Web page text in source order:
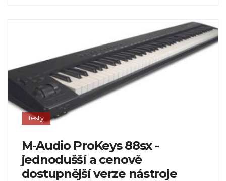
Testy
M-Audio ProKeys 88sx -
jednodušší a cenově
dostupnější verze nástroje